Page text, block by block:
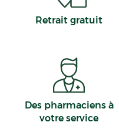
Retrait gratuit
Des pharmaciens à
votre service